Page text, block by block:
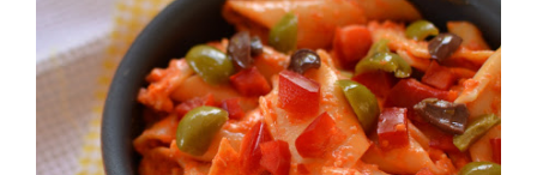
grattugiata o meglio ancora con alcune scagliette di
Gran Mugello Ubaldino.